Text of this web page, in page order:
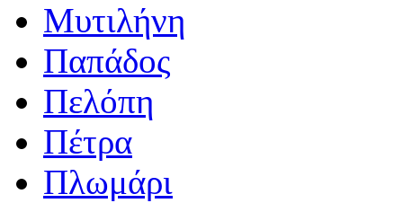
Μυτιλήνη
Παπάδος
Πελόπη
Πέτρα
Πλωμάρι